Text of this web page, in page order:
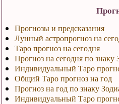
Прогнозы и предсказания
Лунный астропрогноз на
Таро прогноз на сегодня
Прогноз на сегодня по знаку
Индивидуальный Таро
Общий Таро прогноз на год
Прогноз на год по знаку
Индивидуальный Таро